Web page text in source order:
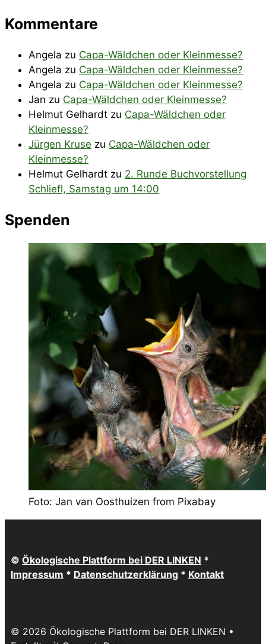
Kommentare
Angela zu Capa-Wäldchen oder Kleinmesse?
Angela zu Capa-Wäldchen oder Kleinmesse?
Angela zu Capa-Wäldchen oder Kleinmesse?
Jan zu Capa-Wäldchen oder Kleinmesse?
Helmut Gelhardt zu Capa-Wäldchen oder
Kleinmesse?
Jürgen Kruse zu Capa-Wäldchen oder
Kleinmesse?
Helmut Gelhardt zu 2. Runde Buchvorstellung
Schliefl, Samstag um 14:00
Spenden
Foto: Jan van Oosthuizen from Pixabay
© Ökologische Plattform bei DER LINKEN *
Impressum * Datenschutzerklärung * Kontakt
© 2026 Ökologische Plattform bei DER LINKEN •